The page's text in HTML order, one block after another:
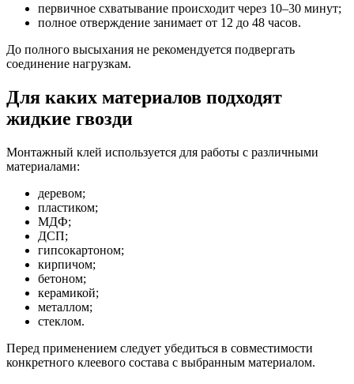
первичное схватывание происходит через 10–30 минут;
полное отверждение занимает от 12 до 48 часов.
До полного высыхания не рекомендуется подвергать
соединение нагрузкам.
Для каких материалов подходят
жидкие гвозди
Монтажный клей используется для работы с различными
материалами:
деревом;
пластиком;
МДФ;
ДСП;
гипсокартоном;
кирпичом;
бетоном;
керамикой;
металлом;
стеклом.
Перед применением следует убедиться в совместимости
конкретного клеевого состава с выбранным материалом.